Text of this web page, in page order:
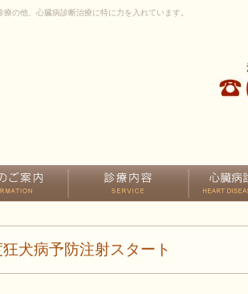
の他、心臓病診断治療に特に力を入れています。
犬病予防注射スタート